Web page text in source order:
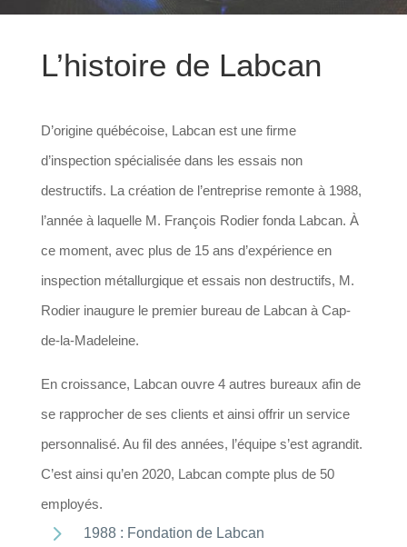
L’histoire de Labcan
D’origine québécoise, Labcan est une firme
d’inspection spécialisée dans les essais non
destructifs. La création de l’entreprise remonte à 1988,
l’année à laquelle M. François Rodier fonda Labcan. À
ce moment, avec plus de 15 ans d’expérience en
inspection métallurgique et essais non destructifs, M.
Rodier inaugure le premier bureau de Labcan à Cap-
de-la-Madeleine.
En croissance, Labcan ouvre 4 autres bureaux afin de
se rapprocher de ses clients et ainsi offrir un service
personnalisé. Au fil des années, l’équipe s’est agrandit.
C’est ainsi qu’en 2020, Labcan compte plus de 50
employés.
5 1988 : Fondation de Labcan